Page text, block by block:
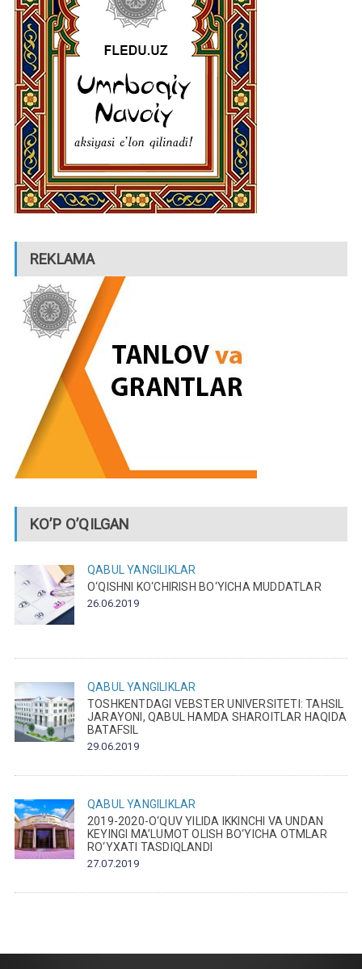
REKLAMA
KO’P O’QILGAN
QABUL
YANGILIKLAR
O‘QISHNI KO‘CHIRISH BO‘YICHA MUDDATLAR
26.06.2019
QABUL
YANGILIKLAR
TOSHKENTDAGI VEBSTER UNIVERSITETI: TAHSIL
JARAYONI, QABUL HAMDA SHAROITLAR HAQIDA
BATAFSIL
29.06.2019
QABUL
YANGILIKLAR
2019-2020-O‘QUV YILIDA IKKINCHI VA UNDAN
KEYINGI MA’LUMOT OLISH BO‘YICHA OTMLAR
RO‘YXATI TASDIQLANDI
27.07.2019